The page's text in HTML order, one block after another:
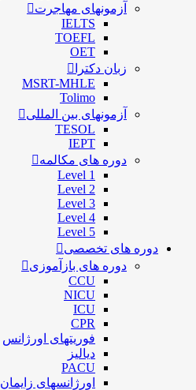
آزمونهای مهاجرت
IELTS
TOEFL
OET
زبان دکترا
MSRT-MHLE
Tolimo
آزمونهای بین المللی
TESOL
IEPT
دوره های مکالمه
Level 1
Level 2
Level 3
Level 4
Level 5
دوره های تخصصی
دوره های بازآموزی
CCU
NICU
ICU
CPR
فوریتهای اورژانس
دیالیز
PACU
اورژانسهای زایمان